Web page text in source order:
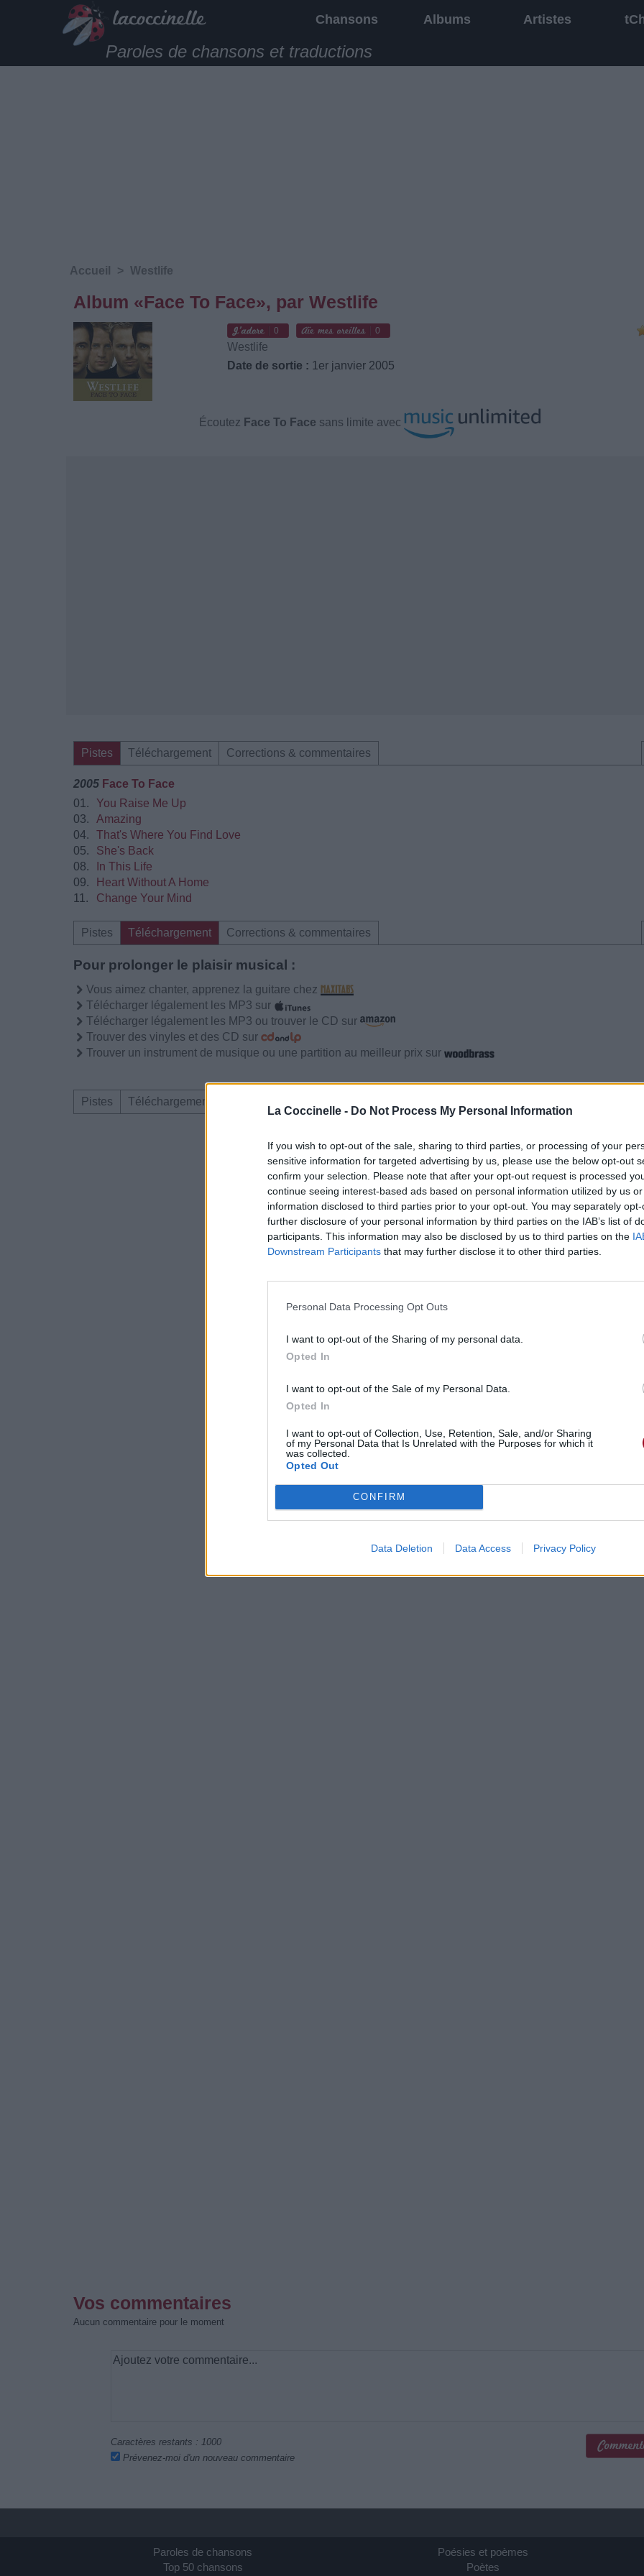
La Coccinelle - Do Not Process My Personal Information
If you wish to opt-out of the sale, sharing to third parties, or processing of your
sensitive information for targeted advertising by us, please use the below opt-out
confirm your selection. Please note that after your opt-out request is processed
continue seeing interest-based ads based on personal information utilized by us
information disclosed to third parties prior to your opt-out. You may separately
further disclosure of your personal information by third parties on the IAB’s list of
participants. This information may also be disclosed by us to third parties on the
Downstream Participants that may further disclose it to other third parties.
Personal Data Processing Opt Outs
I want to opt-out of the Sharing of my personal data.
Opted In
I want to opt-out of the Sale of my Personal Data.
Opted In
I want to opt-out of Collection, Use, Retention, Sale, and/or Sharing
of my Personal Data that Is Unrelated with the Purposes for which it
was collected.
Opted Out
CONFIRM
Data Deletion Data Access Privacy Policy
Chansons Albums Artistes
Paroles de chansons et traductions
Accueil > Westlife
Album «Face To Face», par Westlife
0 0
Westlife
Date de sortie : 1er janvier 2005
Écoutez Face To Face sans limite avec
Pistes Téléchargement Corrections & commentaires
2005 Face To Face
01.
You Raise Me Up
03.
Amazing
04.
That's Where You Find Love
05.
She's Back
08.
In This Life
09.
Heart Without A Home
11.
Change Your Mind
Pistes Téléchargement Corrections & commentaires
Pour prolonger le plaisir musical :
Vous aimez chanter, apprenez la guitare chez
Télécharger légalement les MP3 sur
Télécharger légalement les MP3 ou trouver le CD sur
Trouver des vinyles et des CD sur
Trouver un instrument de musique ou une partition au meilleur prix sur
Pistes Téléchargement
Dire «merci» pour cette traduction Corriger une erreur
Vos commentaires
Aucun commentaire pour le moment
Caractères restants : 1000
Prévenez-moi d'un nouveau commentaire
Paroles de chansons
Top 50 chansons
Poésies et poèmes
Poètes